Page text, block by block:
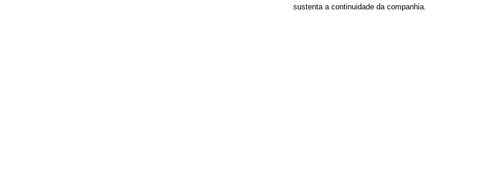
sustenta a continuidade da companhia.